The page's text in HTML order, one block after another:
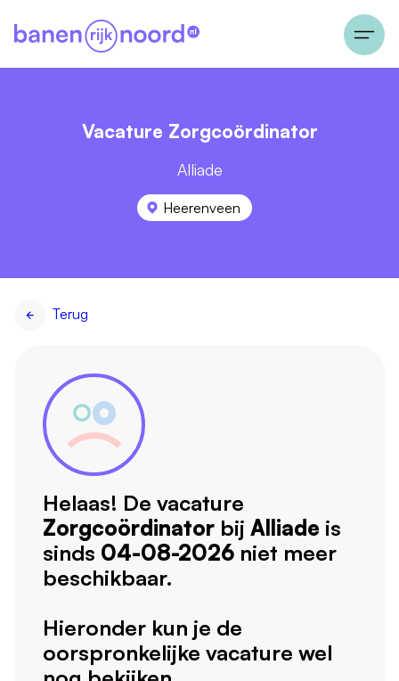
Vacature Zorgcoördinator
Alliade
Heerenveen
Terug
Helaas! De vacature
Zorgcoördinator bij Alliade is
sinds 04-08-2026 niet meer
beschikbaar.
Hieronder kun je de
oorspronkelijke vacature wel